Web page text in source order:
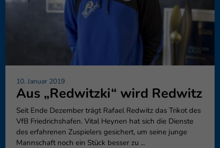
10. Januar 2019
Aus „Redwitzki“ wird Redwitz
Seit Ende Dezember trägt Rafael Redwitz das Trikot des
VfB Friedrichshafen. Vital Heynen hat sich die Dienste
des erfahrenen Zuspielers gesichert, um seine junge
Mannschaft noch ein Stück besser zu ...